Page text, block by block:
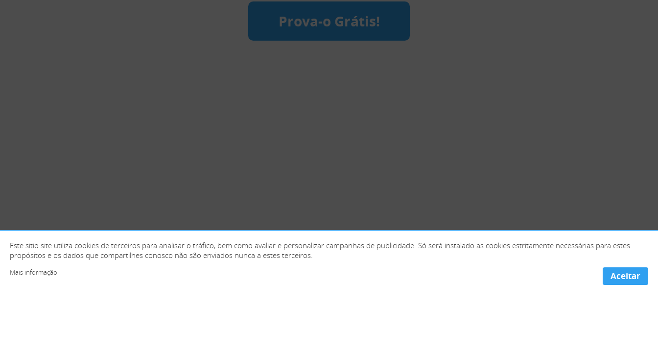
Prova-o Grátis!
Este sitio site utiliza cookies de terceiros para analisar o tráfico, bem como avaliar e personalizar campanhas de publicidade. Só será instalado as cookies estritamente necessárias para estes
propósitos e os dados que compartilhes conosco não são enviados nunca a estes terceiros.
Mais informação Aceitar